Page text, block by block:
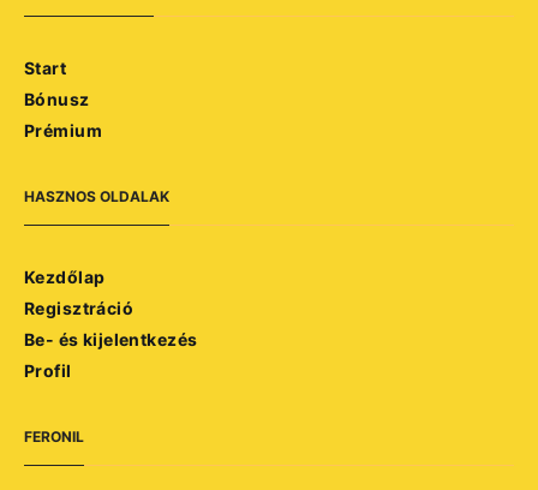
Start
Bónusz
Prémium
HASZNOS OLDALAK
Kezdőlap
Regisztráció
Be- és kijelentkezés
Profil
FERONIL